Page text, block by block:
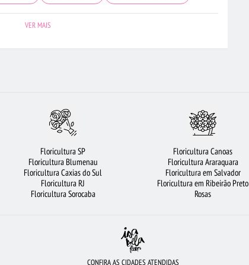
CESTA DE CAFÉ DA MANHÃ
FLORICULTURA BELÉM
FLORICULTURA CAMPINAS
FLORICULTURA OSASCO BUQUÊ DE 12 ROSAS VERMELHAS
VIOLETA FLORICULTURA SANTOS
VER MAIS
Floricultura SP
Floricultura Blumenau
Floricultura Caxias do Sul
Floricultura RJ
Floricultura Sorocaba
Floricultura Canoas
Floricultura Araraquara
Floricultura em Salvador
Floricultura em Ribeirão Preto
Rosas
CONFIRA AS CIDADES ATENDIDAS